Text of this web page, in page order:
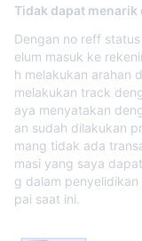
Tidak dapat menarik
Dengan no reff
elum masuk ke
h melakukan arahan
melakukan track
aya menyatakan
an sudah dilakukan
mang tidak ada
masi yang saya
g dalam
pai saat ini.